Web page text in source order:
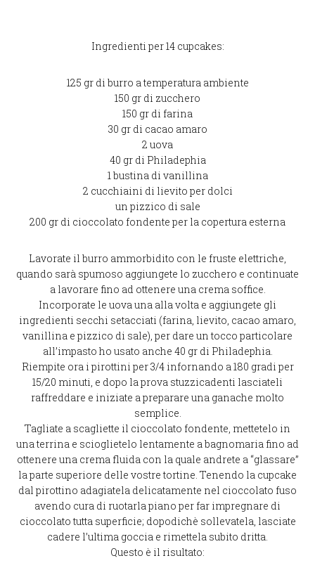
Ingredienti per 14 cupcakes:
125 gr di burro a temperatura ambiente
150 gr di zucchero
150 gr di farina
30 gr di cacao amaro
2 uova
40 gr di Philadephia
1 bustina di vanillina
2 cucchiaini di lievito per dolci
un pizzico di sale
200 gr di cioccolato fondente per la copertura esterna
Lavorate il burro ammorbidito con le fruste elettriche,
quando sarà spumoso aggiungete lo zucchero e continuate
a lavorare fino ad ottenere una crema soffice.
Incorporate le uova una alla volta e aggiungete gli
ingredienti secchi setacciati (farina, lievito, cacao amaro,
vanillina e pizzico di sale), per dare un tocco particolare
all’impasto ho usato anche 40 gr di Philadephia.
Riempite ora i pirottini per 3/4 infornando a 180 gradi per
15/20 minuti, e dopo la prova stuzzicadenti lasciateli
raffreddare e iniziate a preparare una ganache molto
semplice.
Tagliate a scagliette il cioccolato fondente, mettetelo in
una terrina e scioglietelo lentamente a bagnomaria fino ad
ottenere una crema fluida con la quale andrete a “glassare”
la parte superiore delle vostre tortine. Tenendo la cupcake
dal pirottino adagiatela delicatamente nel cioccolato fuso
avendo cura di ruotarla piano per far impregnare di
cioccolato tutta superficie; dopodichè sollevatela, lasciate
cadere l’ultima goccia e rimettela subito dritta.
Questo è il risultato: